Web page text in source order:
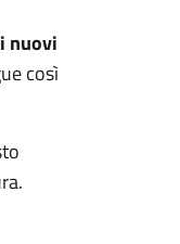
nuovi
così